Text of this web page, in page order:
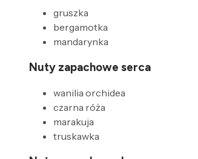
gruszka
bergamotka
mandarynka
Nuty zapachowe serca
wanilia orchidea
czarna róża
marakuja
truskawka